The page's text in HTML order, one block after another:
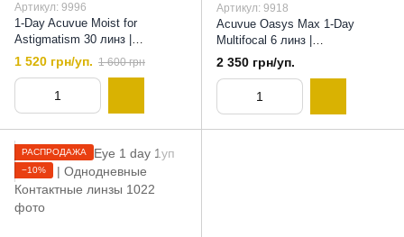
Артикул: 9996
1-Day Acuvue Moist for
Astigmatism 30 линз |
Однодневные контактные
линзы для астигматизма, 8,5
1 520 грн/уп. 1 600 грн
Артикул: 9918
Acuvue Oasys Max 1-Day
Multifocal 6 линз |
Однодневные
мультифокальные контактные
линзы, 8,4
2 350 грн/уп.
РАСПРОДАЖА
−10%